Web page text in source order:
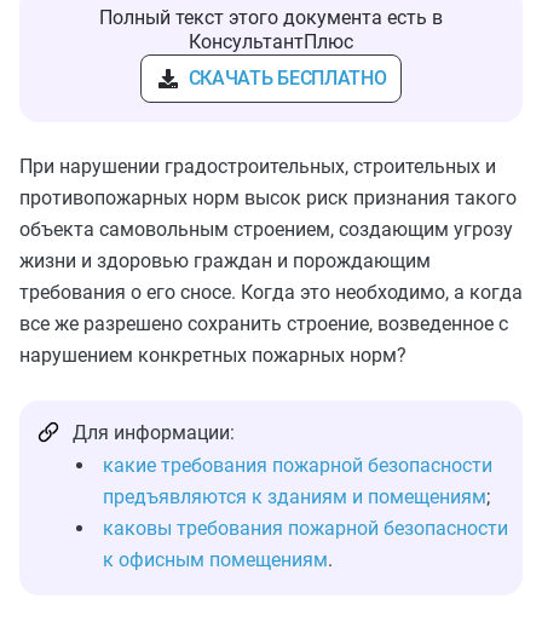
Полный текст этого документа есть в
КонсультантПлюс
СКАЧАТЬ БЕСПЛАТНО
При нарушении градостроительных, строительных и
противопожарных норм высок риск признания такого
объекта самовольным строением, создающим угрозу
жизни и здоровью граждан и порождающим
требования о его сносе. Когда это необходимо, а когда
все же разрешено сохранить строение, возведенное с
нарушением конкретных пожарных норм?
Для информации:
какие требования пожарной безопасности
предъявляются к зданиям и помещениям;
каковы требования пожарной безопасности
к офисным помещениям.